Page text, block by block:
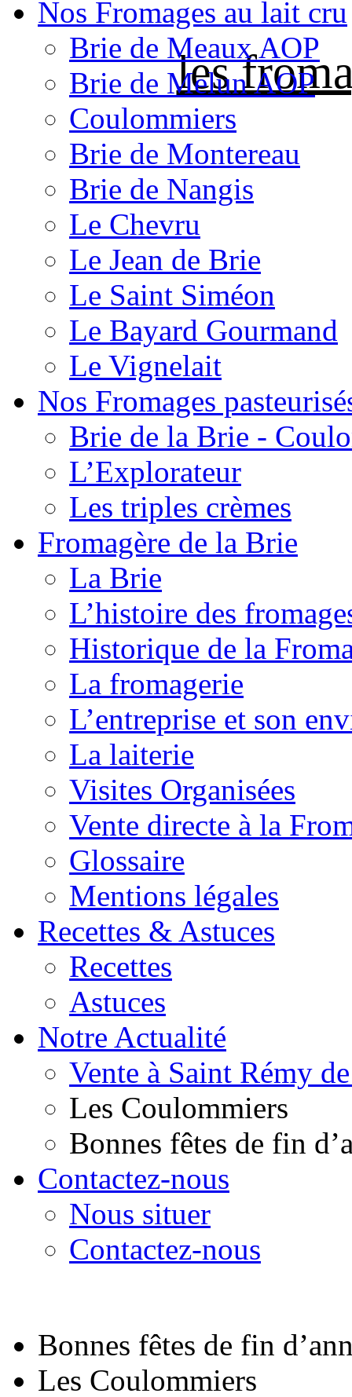
les
Nos Fromages au lait cru
Brie de Meaux AOP
Brie de Melun AOP
Coulommiers
Brie de Montereau
Brie de Nangis
Le Chevru
Le Jean de Brie
Le Saint Siméon
Le Bayard Gourmand
Le Vignelait
Nos Fromages
Brie de la Brie -
L’Explorateur
Les triples crèmes
Fromagère de la Brie
La Brie
L’histoire des
Historique de la
La fromagerie
L’entreprise et son
La laiterie
Visites Organisées
Vente directe à la
Glossaire
Mentions légales
Recettes & Astuces
Recettes
Astuces
Notre Actualité
Vente à Saint Rémy
Les Coulommiers
Bonnes fêtes de fin
Contactez-nous
Nous situer
Contactez-nous
Bonnes fêtes de fin
Les Coulommiers